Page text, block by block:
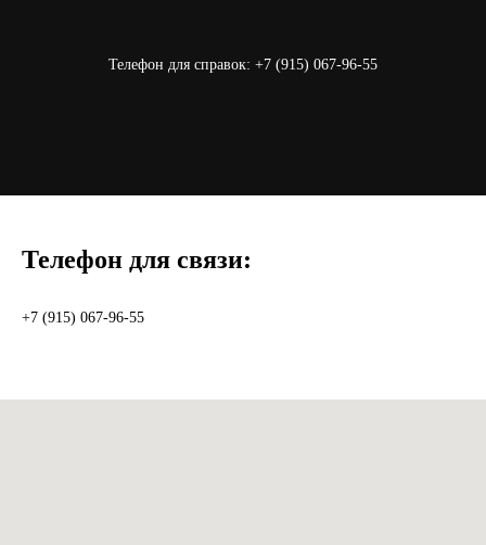
Телефон для справок: +7 (915) 067-96-55
Телефон для связи:
+7 (915) 067-96-55